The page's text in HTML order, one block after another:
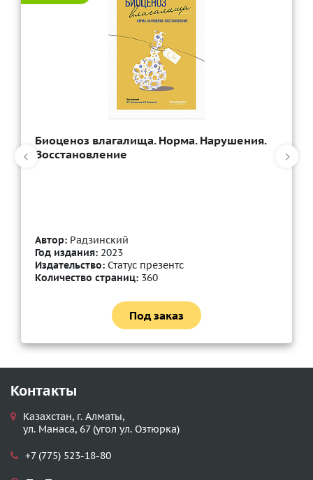
Биоценоз влагалища. Норма. Нарушения.
Восстановление
Автор: Радзинский
Год издания: 2023
Издательство: Статус презентс
Количество страниц: 360
Под заказ
Контакты
Казахстан, г. Алматы,
ул. Манаса, 67 (угол ул. Озтюрка)
+7 (775) 523-18-80